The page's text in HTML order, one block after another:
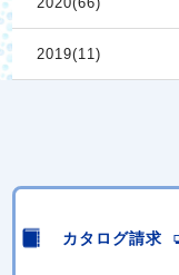
2019(11)
カタログ請求